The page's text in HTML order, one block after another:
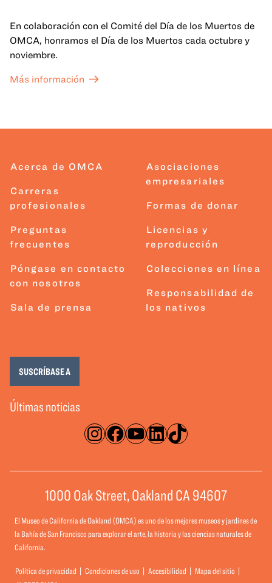
En colaboración con el Comité del Día de los Muertos de
OMCA, honramos el Día de los Muertos cada octubre y
noviembre.
Más información
Acerca de OMCA
Carreras
profesionales
Preguntas
frecuentes
Póngase en contacto
con nosotros
Sala de prensa
Asociaciones
empresariales
Formas de donar
Licencias y
reproducción
Colecciones en línea
Responsabilidad de
los nativos
Instagram
Facebook
YouTube
LinkedIn
TikTok
Últimas noticias
SUSCRÍBASE A
1000 Oak Street, Oakland CA 94607
El Museo de California de Oakland (OMCA) es uno de los mejores museos y jardines de
la Bahía de San Francisco para explorar el arte, la historia y las ciencias naturales de
California.
Política de privacidad Condiciones de uso Accesibilidad
Mapa del sitio